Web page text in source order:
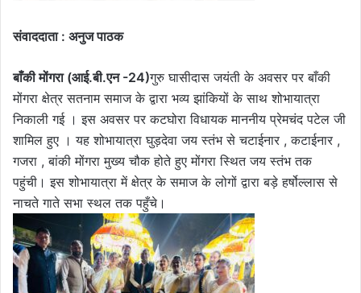
संवाददाता : अनुज पाठक
बाँकी मोंगरा (आई.बी.एन -24)गुरु घासीदास जयंती के अवसर पर बाँकी
मोंगरा क्षेत्र सतनाम समाज के द्वारा भव्य झांकियों के साथ शोभायात्रा
निकाली गई । इस अवसर पर कटघोरा विधायक माननीय प्रेमचंद पटेल जी
शामिल हुए । यह शोभायात्रा घुड़देवा जय स्तंभ से चटाईनार , कटाईनार ,
गजरा , बांकी मोंगरा मुख्य चौक होते हुए मोंगरा स्थित जय स्तंभ तक
पहुंची। इस शोभायात्रा में क्षेत्र के समाज के लोगों द्वारा बड़े हर्षोल्लास से
नाचते गाते सभा स्थल तक पहुँचे।